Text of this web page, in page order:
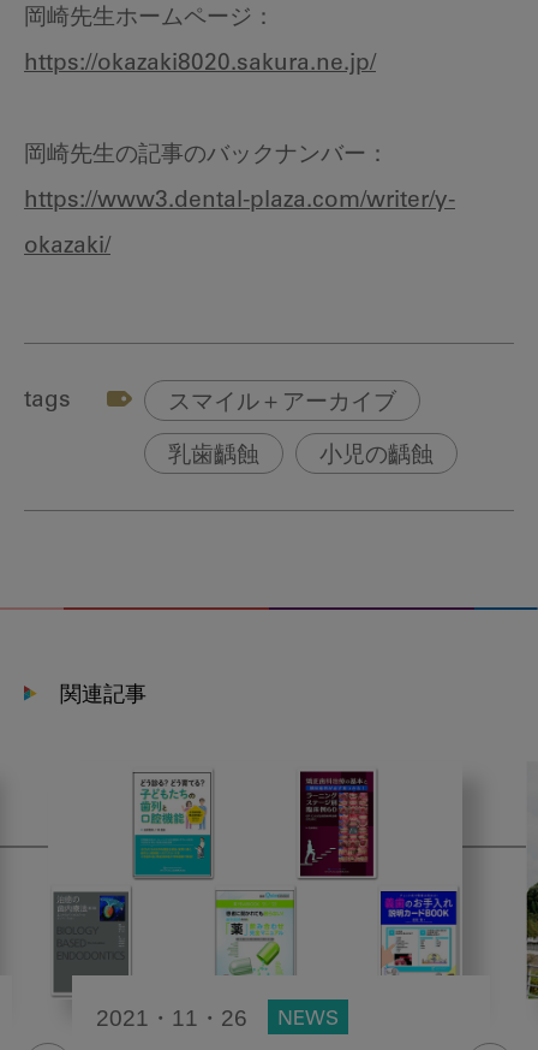
岡崎先生ホームページ：
https://okazaki8020.sakura.ne.jp/
岡崎先生の記事のバックナンバー：
https://www3.dental-plaza.com/writer/y-
okazaki/
tags スマイル＋アーカイブ
乳歯齲蝕 小児の齲蝕
関連記事
2021・11・26 NEWS